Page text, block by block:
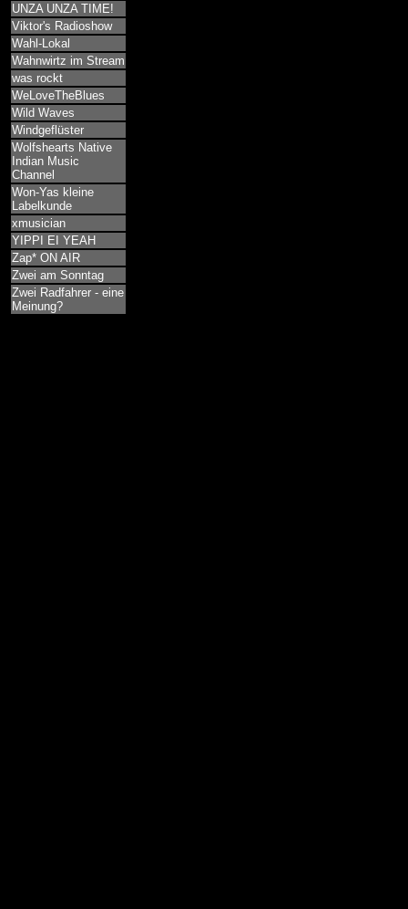
UNZA UNZA TIME!
Viktor's Radioshow
Wahl-Lokal
Wahnwirtz im Stream
was rockt
WeLoveTheBlues
Wild Waves
Windgeflüster
Wolfshearts Native
Indian Music
Channel
Won-Yas kleine
Labelkunde
xmusician
YIPPI EI YEAH
Zap* ON AIR
Zwei am Sonntag
Zwei Radfahrer - eine
Meinung?